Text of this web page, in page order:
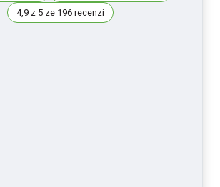
4,9 z 5 ze 196 recenzí